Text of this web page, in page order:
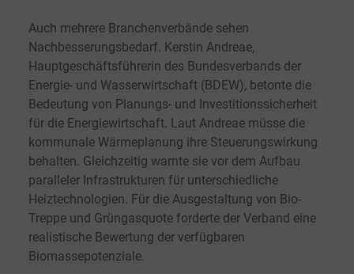
Auch mehrere Branchenverbände sehen
Nachbesserungsbedarf. Kerstin Andreae,
Hauptgeschäftsführerin des Bundesverbands der
Energie- und Wasserwirtschaft (BDEW), betonte die
Bedeutung von Planungs- und Investitionssicherheit
für die Energiewirtschaft. Laut Andreae müsse die
kommunale Wärmeplanung ihre Steuerungswirkung
behalten. Gleichzeitig warnte sie vor dem Aufbau
paralleler Infrastrukturen für unterschiedliche
Heiztechnologien. Für die Ausgestaltung von Bio-
Treppe und Grüngasquote forderte der Verband eine
realistische Bewertung der verfügbaren
Biomassepotenziale.